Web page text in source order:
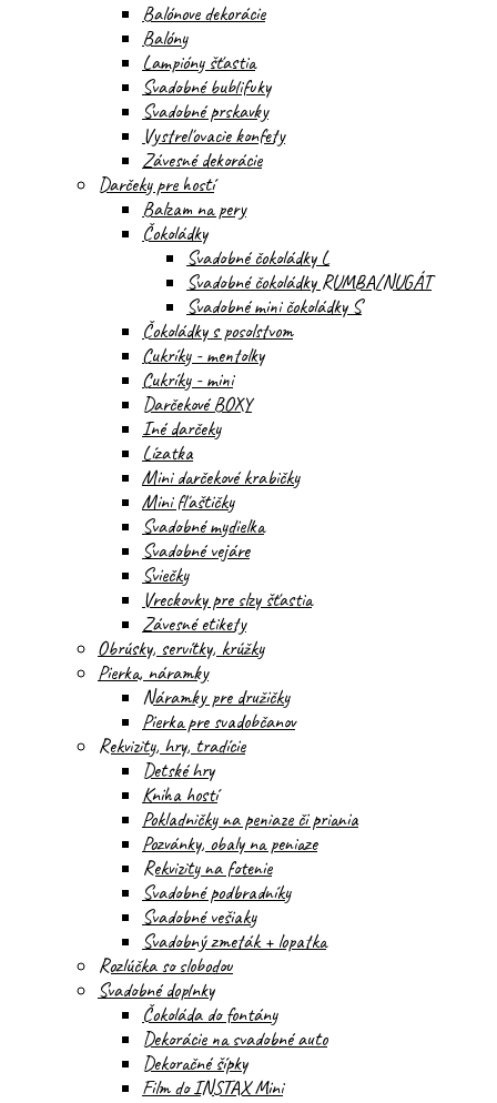
Balónove dekorácie
Balóny
Lampióny šťastia
Svadobné bublifuky
Svadobné prskavky
Vystreľovacie konfety
Závesné dekorácie
Darčeky pre hostí
Balzam na pery
Čokoládky
Svadobné čokoládky L
Svadobné čokoládky RUMBA/NUGÁT
Svadobné mini čokoládky S
Čokoládky s posolstvom
Cukríky - mentolky
Cukríky - mini
Darčekové BOXY
Iné darčeky
Lízatka
Mini darčekové krabičky
Mini fľaštičky
Svadobné mydielka
Svadobné vejáre
Sviečky
Vreckovky pre slzy šťastia
Závesné etikety
Obrúsky, servítky, krúžky
Pierka, náramky
Náramky pre družičky
Pierka pre svadobčanov
Rekvizity, hry, tradície
Detské hry
Kniha hostí
Pokladničky na peniaze či priania
Pozvánky, obaly na peniaze
Rekvizity na fotenie
Svadobné podbradníky
Svadobné vešiaky
Svadobný zmeták + lopatka
Rozlúčka so slobodou
Svadobné doplnky
Čokoláda do fontány
Dekorácie na svadobné auto
Dekoračné šípky
Film do INSTAX Mini